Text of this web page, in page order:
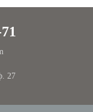
27